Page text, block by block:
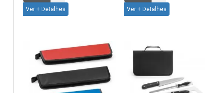
Ver + Detalhes Ver + Detalhes